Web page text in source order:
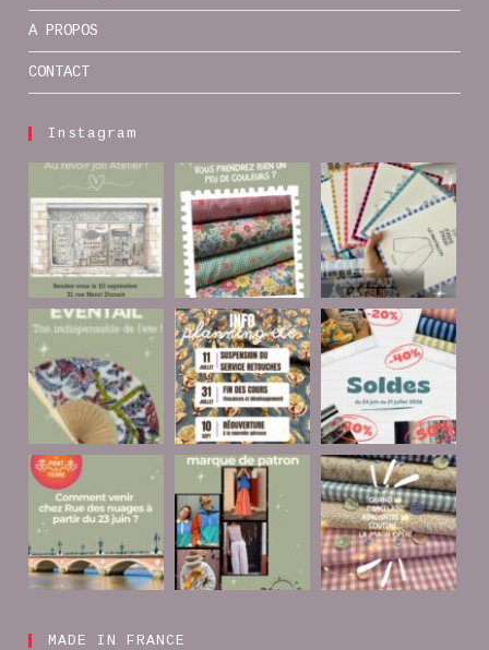
A PROPOS
CONTACT
Instagram
MADE IN FRANCE